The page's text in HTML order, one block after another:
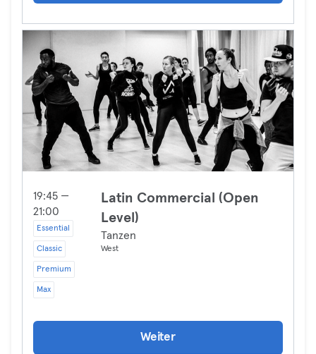
19:45 —
21:00
Essential
Classic
Premium
Max
Latin Commercial (Open
Level)
Tanzen
West
Weiter